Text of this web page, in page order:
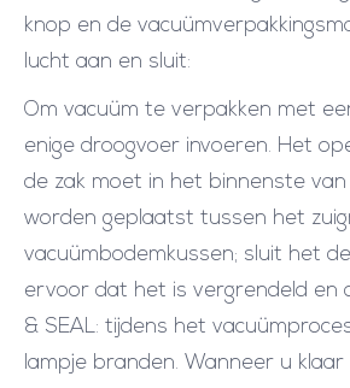
knop en de
lucht aan en sluit:
Om vacuüm te verpakken met
enige droogvoer invoeren. Het
de zak moet in het binnenste van
worden geplaatst tussen het
vacuümbodemkussen; sluit het
ervoor dat het is vergrendeld en
& SEAL: tijdens het
lampje branden. Wanneer u